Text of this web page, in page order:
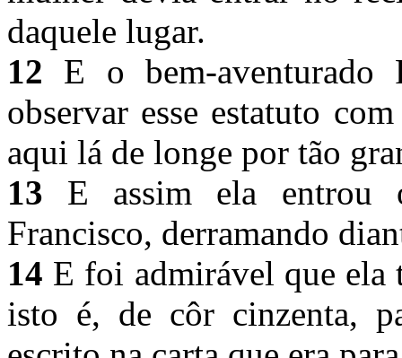
daquele lugar.
12 E o bem-aventurado
observar esse estatuto
aqui lá de longe por tão
13 E assim ela entrou
Francisco, derramando
14 E foi admirável que ela
isto é, de côr cinzenta,